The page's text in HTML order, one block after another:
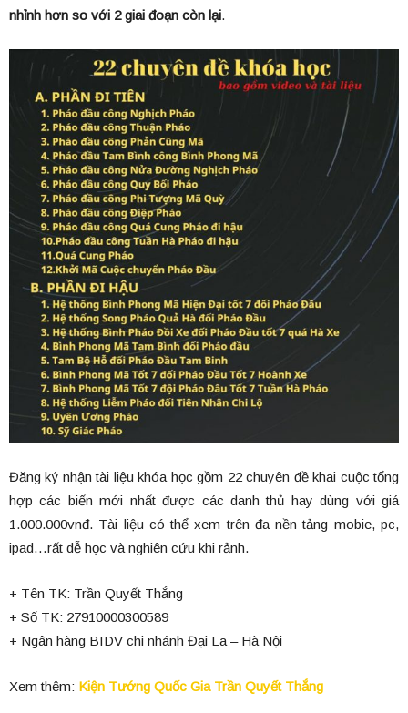
nhỉnh hơn so với 2 giai đoạn còn lại.
Đăng ký nhận tài liệu khóa học gồm 22 chuyên đề khai cuộc tổng
hợp các biến mới nhất được các danh thủ hay dùng với giá
1.000.000vnđ. Tài liệu có thể xem trên đa nền tảng mobie, pc,
ipad…rất dễ học và nghiên cứu khi rảnh.
+ Tên TK: Trần Quyết Thắng
+ Số TK: 27910000300589
+ Ngân hàng BIDV chi nhánh Đại La – Hà Nội
Xem thêm: Kiện Tướng Quốc Gia Trần Quyết Thắng